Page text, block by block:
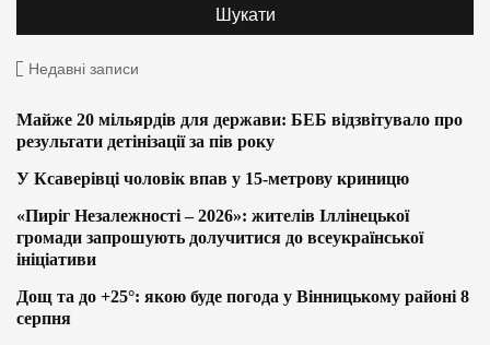
Недавні записи
Майже 20 мільярдів для держави: БЕБ відзвітувало про
результати детінізації за пів року
У Ксаверівці чоловік впав у 15-метрову криницю
«Пиріг Незалежності – 2026»: жителів Іллінецької
громади запрошують долучитися до всеукраїнської
ініціативи
Дощ та до +25°: якою буде погода у Вінницькому районі 8
серпня